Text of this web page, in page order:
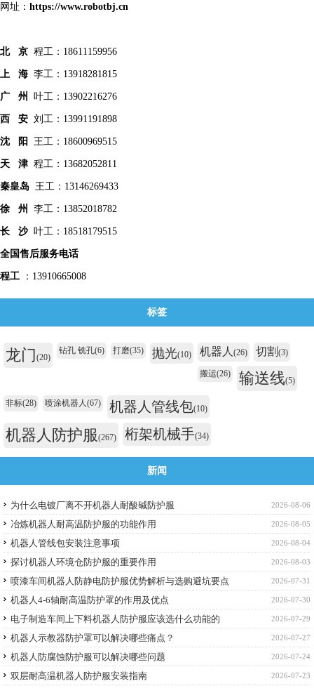
网址： https://www.robotbj.cn
北 京 程工：18611159956
上 海 李工：13918281815
广 州 叶工：13902216276
西 安 刘工：13991191898
沈 阳 王工：18600969515
天 津 程工：13682052811
秦皇岛 王工：13146269433
徐 州 李工：13852018782
长 沙叶工：18518179515
全国售后服务电话
程工 ：13910665008
标签
龙门(20)
钻孔 铣孔(6) 打磨(35) 抛光(10) 机器人 (26) 切割 (3)
搬运(26) 输送线(5)
非标(28) 喷涂机器人(67) 机器人管线包(10)
机器人防护服(267) 桁架机械手(34)
新闻
2026-08-06
为什么电镀厂离不开机器人耐酸碱防护服
2026-08-05
冶炼机器人耐高温防护服的功能作用
2026-08-04
机器人管线包安装注意事项
2026-08-03
探讨机器人环境仓防护服的重要作用
2026-07-31
喷漆车间机器人防静电防护服优势解析与选购避坑要点
2026-07-30
机器人4-6轴耐高温防护罩的作用及优点
2026-07-29
电子制造车间上下料机器人防护服应该选什么功能的
2026-07-27
机器人示教器防护罩可以解决哪些痛点？
2026-07-24
机器人防腐蚀防护服可以解决哪些问题
2026-07-23
双层耐高温机器人防护服安装指南